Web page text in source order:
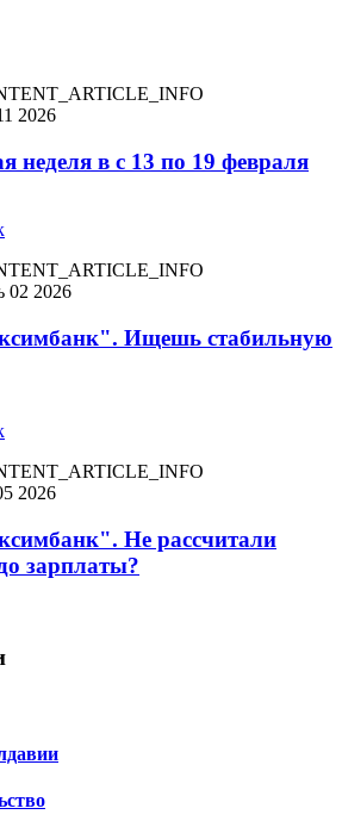
2026
неделя в с 13 по 19 февраля
02 2026
Ищешь стабильную
2026
Не рассчитали
зарплаты?